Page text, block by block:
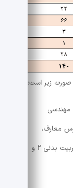
زیر است:
معارف،
فارسی، زیان خارجه، تربیت بدنی ۱، تربیت بدنی ۲ و